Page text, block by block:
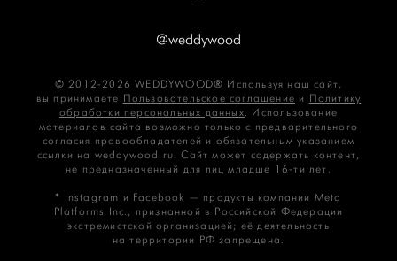
@weddywood
© 2012-2026 WEDDYWOOD® Используя наш сайт,
вы принимаете Пользовательское соглашение и
Политику
обработки персональных данных. Использование
материалов сайта возможно только с предварительного
согласия правообладателей и обязательным указанием
ссылки на weddywood.ru. Сайт может содержать контент,
не предназначенный для лиц младше 16‑ти лет.
* Instagram и Facebook — продукты компании Meta
Platforms Inc., признанной в Российской Федерации
экстремистской организацией; её деятельность
на территории РФ запрещена.